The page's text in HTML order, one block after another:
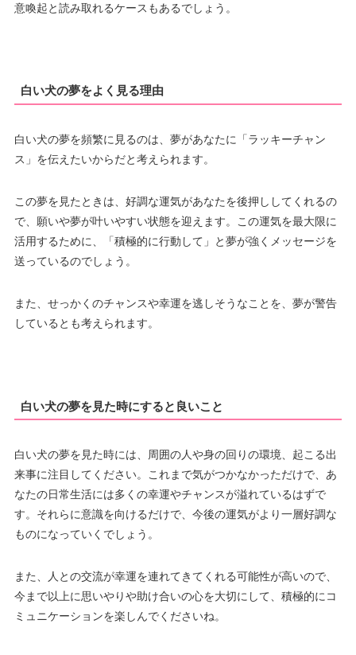
意喚起と読み取れるケースもあるでしょう。
白い犬の夢をよく見る理由
白い犬の夢を頻繁に見るのは、夢があなたに「ラッキーチャン
ス」を伝えたいからだと考えられます。
この夢を見たときは、好調な運気があなたを後押ししてくれるの
で、願いや夢が叶いやすい状態を迎えます。この運気を最大限に
活用するために、「積極的に行動して」と夢が強くメッセージを
送っているのでしょう。
また、せっかくのチャンスや幸運を逃しそうなことを、夢が警告
しているとも考えられます。
白い犬の夢を見た時にすると良いこと
白い犬の夢を見た時には、周囲の人や身の回りの環境、起こる出
来事に注目してください。これまで気がつかなかっただけで、あ
なたの日常生活には多くの幸運やチャンスが溢れているはずで
す。それらに意識を向けるだけで、今後の運気がより一層好調な
ものになっていくでしょう。
また、人との交流が幸運を連れてきてくれる可能性が高いので、
今まで以上に思いやりや助け合いの心を大切にして、積極的にコ
ミュニケーションを楽しんでくださいね。